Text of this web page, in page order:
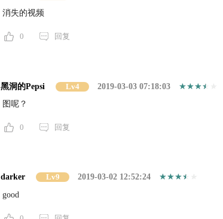
消失的视频
0 回复
黑洞的Pepsi Lv4
2019-03-03 07:18:03
图呢？
0 回复
darker Lv9
2019-03-02 12:52:24
good